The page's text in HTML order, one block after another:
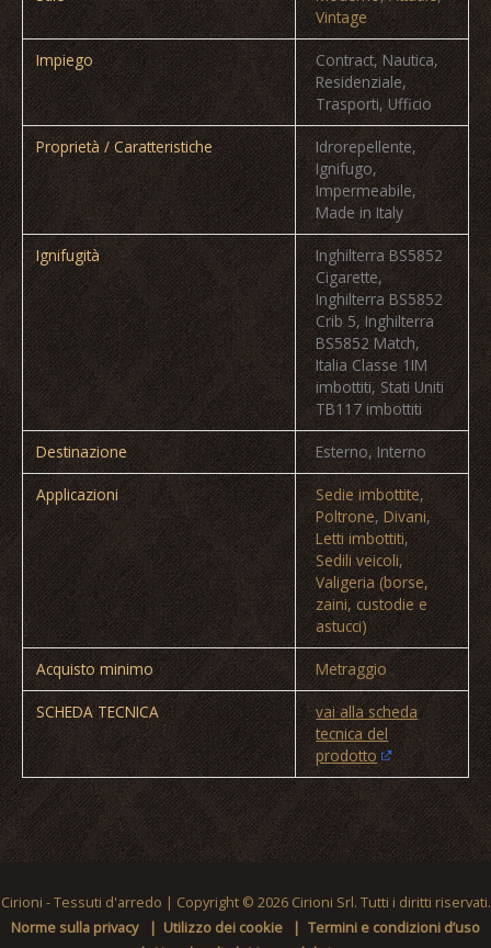
Vintage
Impiego
Contract, Nautica,
Residenziale,
Trasporti, Ufficio
Proprietà / Caratteristiche
Idrorepellente,
Ignifugo,
Impermeabile,
Made in Italy
Ignifugità
Inghilterra BS5852
Cigarette,
Inghilterra BS5852
Crib 5, Inghilterra
BS5852 Match,
Italia Classe 1IM
imbottiti, Stati Uniti
TB117 imbottiti
Destinazione Esterno, Interno
Applicazioni Sedie imbottite,
Poltrone,Divani,
Letti imbottiti,
Sedili veicoli,
Valigeria (borse,
zaini, custodie e
astucci)
Acquisto minimo Metraggio
SCHEDA TECNICA
vai alla scheda
tecnica del
prodotto
Cirioni - Tessuti d'arredo | Copyright © 2026 Cirioni Srl. Tutti i diritti riservati.
Norme sulla privacy
Utilizzo dei cookie
Termini e condizioni d’uso